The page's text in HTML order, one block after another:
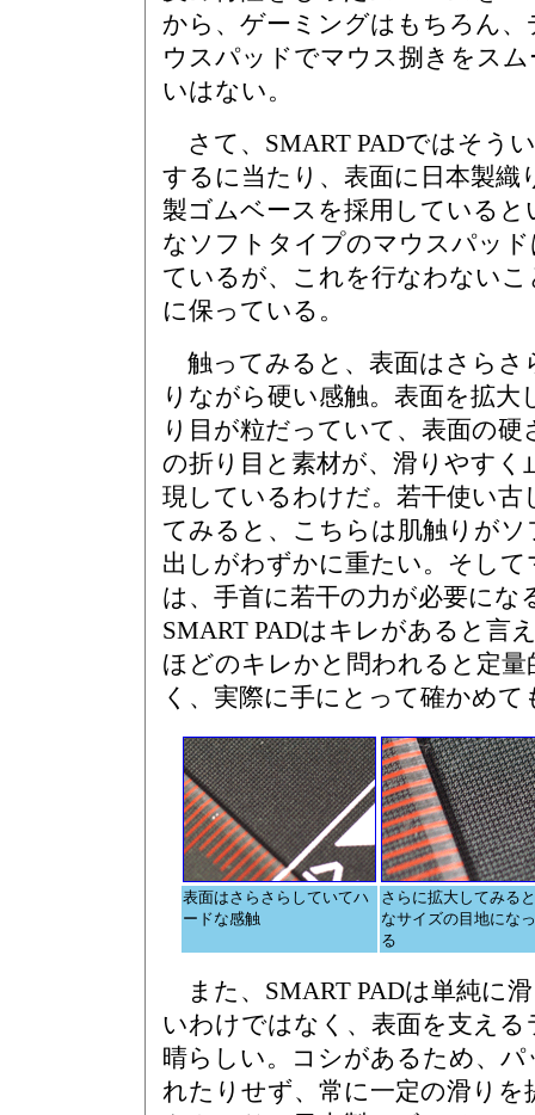
から、ゲーミングはもちろん
ウスパッドでマウス捌きをス
いはない。
さて、SMART PADではそう
するに当たり、表面に日本製織
製ゴムベースを採用している
なソフトタイプのマウスパッ
ているが、これを行なわない
に保っている。
触ってみると、表面はさらさ
りながら硬い感触。表面を拡大
り目が粒だっていて、表面の
の折り目と素材が、滑りやすく
現しているわけだ。若干使い古
てみると、こちらは肌触りが
出しがわずかに重たい。そし
は、手首に若干の力が必要にな
SMART PADはキレがあると言
ほどのキレかと問われると定
く、実際に手にとって確かめ
表面はさらさらしていてハ
ードな感触
さらに拡大してみる
なサイズの目地にな
る
また、SMART PADは単純に
いわけではなく、表面を支え
晴らしい。コシがあるため、
れたりせず、常に一定の滑り